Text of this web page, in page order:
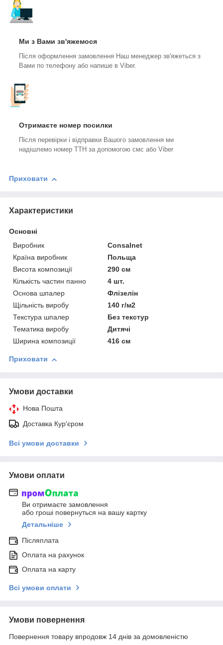
Ми з Вами зв'яжемося
Після оформлення замовлення Наш менеджер зв'яжеться з
Вами по телефону або напише в Viber.
Отримаєте номер посилки
Після перевірки і відправки Вашого замовлення ми
надішлемо номер ТТН за допомогою смс або Viber
Приховати
Характеристики
Основні
Виробник
Consalnet
Країна виробник
Польща
Висота композиції
290 см
Кількість частин панно
4 шт.
Основа шпалер
Флізелін
Щільність виробу
140 г/м2
Текстура шпалер
Без текстур
Тематика виробу
Дитячі
Ширина композиції
416 см
Приховати
Умови доставки
Нова Пошта
Доставка Кур'єром
Всі умови доставки
Умови оплати
Ви отримаєте замовлення
або гроші повернуться на вашу картку
Детальніше
Післяплата
Оплата на рахунок
Оплата на карту
Всі умови оплати
Умови повернення
Повернення товару впродовж 14 днів за домовленістю